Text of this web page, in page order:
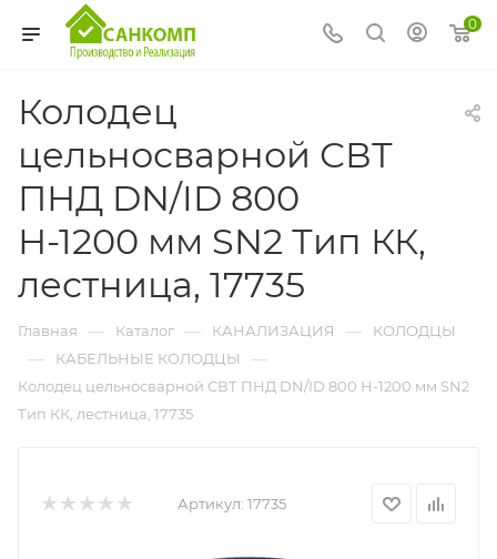
0
Колодец
цельносварной СВТ
ПНД DN/ID 800
Н-1200 мм SN2 Тип КК,
лестница, 17735
Главная — Каталог — КАНАЛИЗАЦИЯ — КОЛОДЦЫ
— КАБЕЛЬНЫЕ КОЛОДЦЫ —
Колодец цельносварной СВТ ПНД DN/ID 800 Н-1200 мм SN2
Тип КК, лестница, 17735
Артикул: 17735